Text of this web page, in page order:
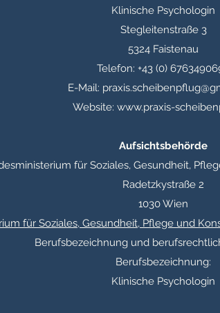
Klinische Psychologin
Stegleitenstraße 3
5324 Faistenau
Telefon: +43 (0)
E-Mail:
Website: www.praxis-
Aufsichtsbehörde
für Soziales, Gesundheit,
Radetzkystraße 2
1030 Wien
für Soziales, Gesundheit, Pflege und
Berufsbezeichnung und
Berufsbezeichnung:
Klinische Psychologin